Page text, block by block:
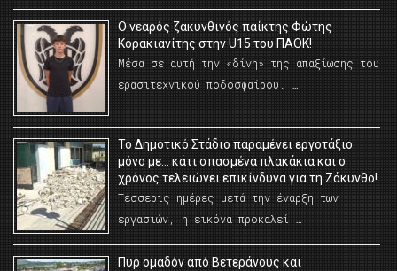
O νεαρός ζακυνθινός παίκτης Φώτης
Κορακιανίτης στην U15 του ΠΑΟΚ!
Μέσα σε αυτή την «δίνη» της απαξίωσης του
ερασιτεχνικού ποδοσφαίρου. …
Το Δημοτικό Στάδιο παραμένει εργοτάξιο
μόνο με… κάτι σπασμένα πλακάκια και ο
χρόνος τελειώνει επικίνδυνα για τη Ζάκυνθο!
Τέσσερις ημέρες μετά την έναρξη των
εργασιών, η εικόνα προκαλεί …
Πυρ ομαδόν από Βετεράνους και